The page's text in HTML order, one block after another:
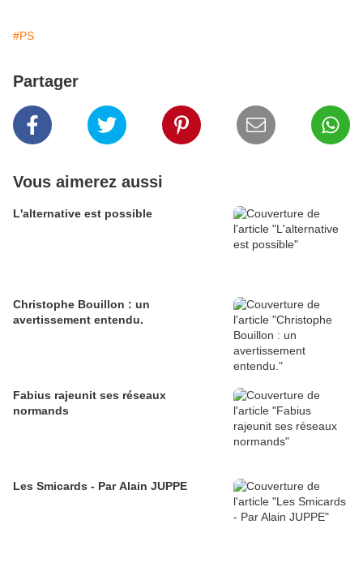
#PS
Partager
Vous aimerez aussi
L'alternative est possible
Christophe Bouillon : un
avertissement entendu.
Fabius rajeunit ses réseaux
normands
Les Smicards - Par Alain JUPPE